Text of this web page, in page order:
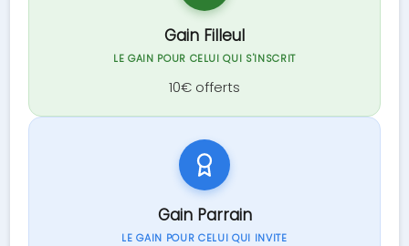
Gain Filleul
LE GAIN POUR CELUI QUI S'INSCRIT
10€ offerts
Gain Parrain
LE GAIN POUR CELUI QUI INVITE